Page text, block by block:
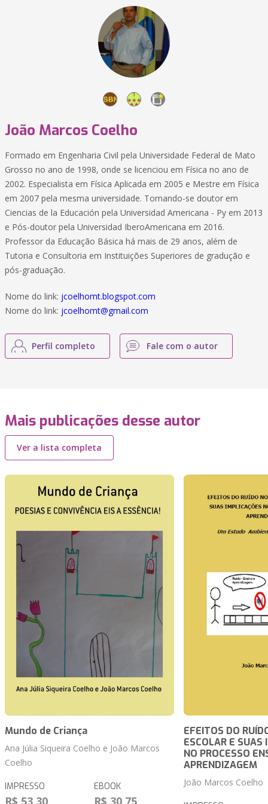
João Marcos Coelho
Formado em Engenharia Civil pela Universidade Federal de Mato
Grosso no ano de 1998, onde se licenciou em Física no ano de
2002. Especialista em Física Aplicada em 2005 e Mestre em Física
em 2007 pela mesma universidade. Tornando-se doutor em
Ciencias de la Educación pela Universidad Americana - Py em 2013
e Pós-doutor pela Universidad IberoAmericana em 2016.
Professor da Educação Básica há mais de 29 anos, além de
Tutoria e Consultoria em Instituições Superiores de gradução e
pós-graduação.
Nome do link: jcoelhomt.blogspot.com
Nome do link: jcoelhomt@gmail.com
Perfil completo Fale com o autor
Mais publicações desse autor
Ver a lista completa
Mundo de Criança
Ana Júlia Siqueira Coelho e João Marcos
Coelho
IMPRESSO
R$ 53,30
EBOOK
R$ 30,75
EFEITOS DO
ESCOLAR E SUAS
NO PROCESSO
APRENDIZAGEM
João Marcos Coelho